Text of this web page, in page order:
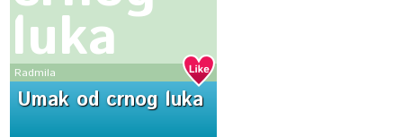
luka
Radmila
Umak od crnog luka